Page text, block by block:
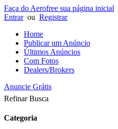
Faça do Aerofree sua página inicial
Entrarou Registrar
Home
Publicar um Anúncio
Últimos Anúncios
Com Fotos
Dealers/Brokers
Anuncie Grátis
Refinar Busca
Categoria